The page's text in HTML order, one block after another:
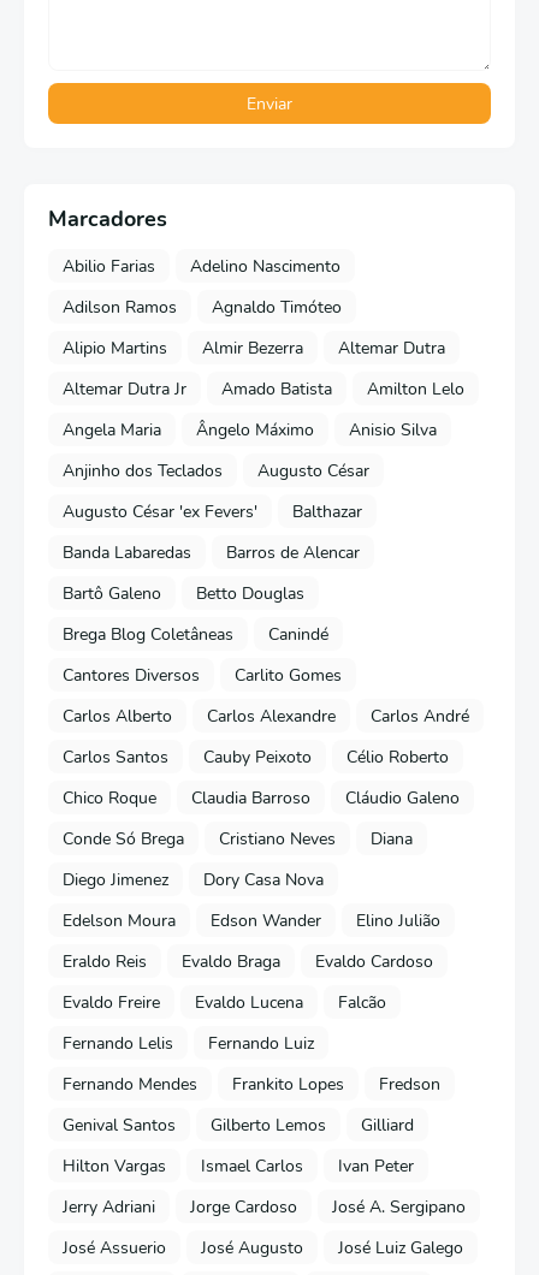
Marcadores
Abilio Farias
Adelino Nascimento
Adilson Ramos
Agnaldo Timóteo
Alipio Martins
Almir Bezerra
Altemar Dutra
Altemar Dutra Jr
Amado Batista
Amilton Lelo
Angela Maria
Ângelo Máximo
Anisio Silva
Anjinho dos Teclados
Augusto César
Augusto César 'ex Fevers'
Balthazar
Banda Labaredas
Barros de Alencar
Bartô Galeno
Betto Douglas
Brega Blog Coletâneas
Canindé
Cantores Diversos
Carlito Gomes
Carlos Alberto
Carlos Alexandre
Carlos André
Carlos Santos
Cauby Peixoto
Célio Roberto
Chico Roque
Claudia Barroso
Cláudio Galeno
Conde Só Brega
Cristiano Neves
Diana
Diego Jimenez
Dory Casa Nova
Edelson Moura
Edson Wander
Elino Julião
Eraldo Reis
Evaldo Braga
Evaldo Cardoso
Evaldo Freire
Evaldo Lucena
Falcão
Fernando Lelis
Fernando Luiz
Fernando Mendes
Frankito Lopes
Fredson
Genival Santos
Gilberto Lemos
Gilliard
Hilton Vargas
Ismael Carlos
Ivan Peter
Jerry Adriani
Jorge Cardoso
José A. Sergipano
José Assuerio
José Augusto
José Luiz Galego